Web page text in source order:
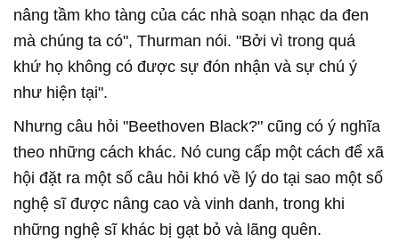
nâng tầm kho tàng của các nhà soạn nhạc da đen
mà chúng ta có", Thurman nói. "Bởi vì trong quá
khứ họ không có được sự đón nhận và sự chú ý
như hiện tại".
Nhưng câu hỏi "Beethoven Black?" cũng có ý nghĩa
theo những cách khác. Nó cung cấp một cách để xã
hội đặt ra một số câu hỏi khó về lý do tại sao một số
nghệ sĩ được nâng cao và vinh danh, trong khi
những nghệ sĩ khác bị gạt bỏ và lãng quên.